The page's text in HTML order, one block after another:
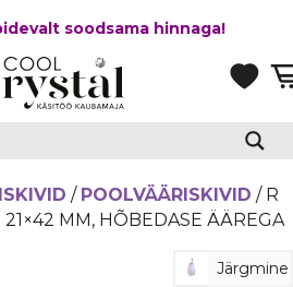
soodsama hinnaga!
/ POOLVÄÄRISKIVID / R
21×42 MM, HÕBEDASE ÄÄREGA
Järgmine